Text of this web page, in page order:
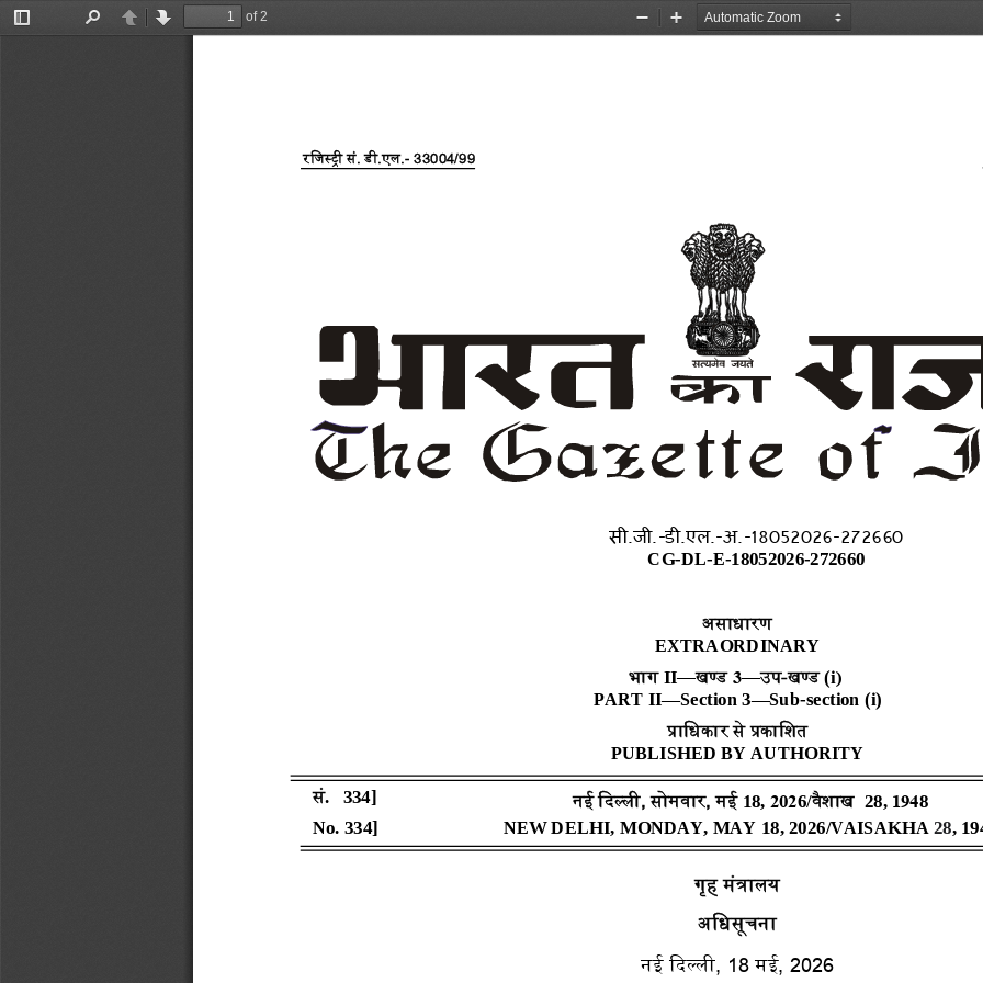
Toggle
PreviousNext
of 2
Zoom
Zoom
रजिस्ट्री सं . डी.एल.- 33004/99
xxxGIDH xxx
xxxGIDExxx
असाधारण
EXTRAORDINARY
भाग II —खण् ड 3 —उप-खण् ड (i)
PART II—Section 3—Sub-section (i)
प्राजधकार से प्रकाजित
PUBLISHED BY AUTHORITY
गृह मंत्रालय
अजधसूचना
नई दिल्ली , 18 मई, 2026
सं. 334] नई दिल्ली, सोमवार, मई 18, 2026/वैिाख 28, 1948
No. 334] NEW DELHI, MONDAY, MAY 18, 2026/VAISAKHA 28,
सी.जी.-डी.एल.-अ.-18052026-272660
CG-DL-E-18052026-272660